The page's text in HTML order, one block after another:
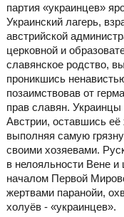
партия «украинцев»
Украинский лагерь,
австрийской
церковной и
славянское родство,
проникшись
позаимствовав от
прав славян.
Австрии, оставшись её
выполняя самую
своими хозяевами.
в нелояльности Вене
началом Первой
жертвами паранойи,
холуёв - «украинцев».